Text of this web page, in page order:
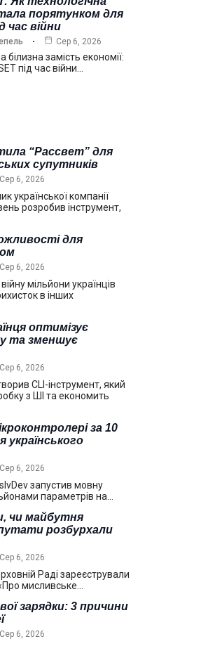
порятунком для
час війни
Сер 6, 2026
білизна замість економії:
під час війни…
“Рассвет” для
супутників
Сер 6, 2026
української компанії
розробив інструмент,
для
Сер 6, 2026
мільйони українців
в інших
оптимізує
та зменшує
Сер 6, 2026
CLI-інструмент, який
з ШІ та економить
за 10
українського
Сер 6, 2026
запустив мовну
параметрів на…
чи майбутня
розбурхали
Сер 6, 2026
Раді зареєстрували
мисливське…
зарядки: 3 причини
Сер 6, 2026